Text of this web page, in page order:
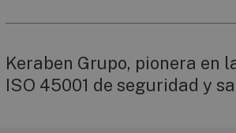
Keraben Grupo, pionera en
ISO 45001 de seguridad y